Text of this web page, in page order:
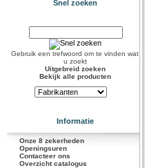
Snel zoeken
Gebruik een trefwoord om te vinden wat
u zoekt
Uitgebreid zoeken
Bekijk alle producten
Informatie
Onze 8 zekerheden
Openingsuren
Contacteer ons
Overzicht catalogus